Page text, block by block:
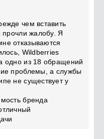
чем вставить
прочли жалобу. Я
отказываются
Wildberries
одно из 18 обращений
проблемы, а службы
не существует у
бренда